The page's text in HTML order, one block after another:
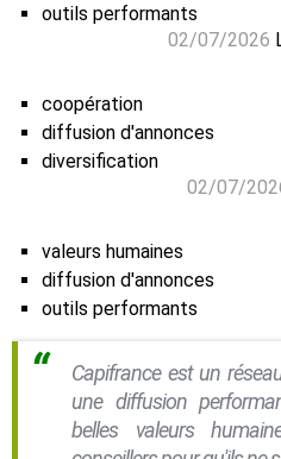
outils performants
02/07/2026
coopération
diffusion d'annonces
diversification
02/07/
valeurs humaines
diffusion d'annonces
outils performants
Capifrance est un
une diffusion
belles valeurs